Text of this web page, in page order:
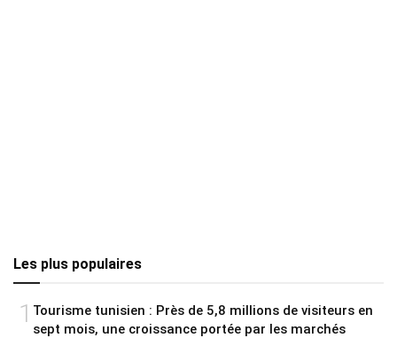
Les plus populaires
1 Tourisme tunisien : Près de 5,8 millions de visiteurs en
sept mois, une croissance portée par les marchés